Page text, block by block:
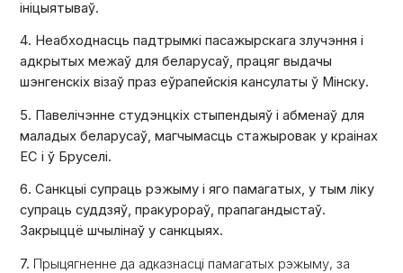
ініцыятываў.
4. Неабходнасць падтрымкі пасажырскага злучэння і
адкрытых межаў для беларусаў, працяг выдачы
шэнгенскіх візаў праз еўрапейскія кансулаты ў Мінску.
5. Павелічэнне студэнцкіх стыпендыяў і абменаў для
маладых беларусаў, магчымасць стажыровак у краінах
ЕС і ў Бруселі.
6. Санкцыі супраць рэжыму і яго памагатых, у тым ліку
супраць суддзяў, пракурораў, прапагандыстаў.
Закрыццё шчылінаў у санкцыях.
7. Прыцягненне да адказнасці памагатых рэжыму, за